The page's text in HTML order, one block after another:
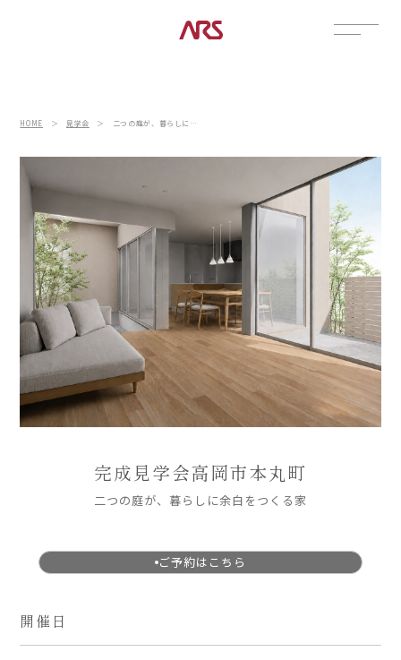
展示場
CONTENTS
ARS HOMEとは
- 設計コンセプト
- 商品コンセプト
デザイン
- 生活デザイン
- 外構デザイン
POSTS
建築実例
コラム
インタビュー
土地情報
お知らせ
ブログ
HOME ＞ 見学会 ＞ 二つの庭が、暮らしに余白をつくる家
完成見学会高岡市本丸町
二つの庭が、暮らしに余白をつくる家
ご予約はこちら
開催日